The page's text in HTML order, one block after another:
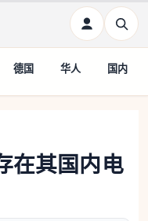
德国 华人 国内
在其国内电